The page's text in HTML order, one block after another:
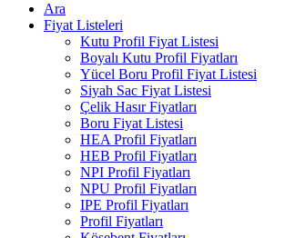
Ara
Fiyat Listeleri
Kutu Profil Fiyat Listesi
Boyalı Kutu Profil Fiyatları
Yücel Boru Profil Fiyat Listesi
Siyah Sac Fiyat Listesi
Çelik Hasır Fiyatları
Boru Fiyat Listesi
HEA Profil Fiyatları
HEB Profil Fiyatları
NPI Profil Fiyatları
NPU Profil Fiyatları
IPE Profil Fiyatları
Profil Fiyatları